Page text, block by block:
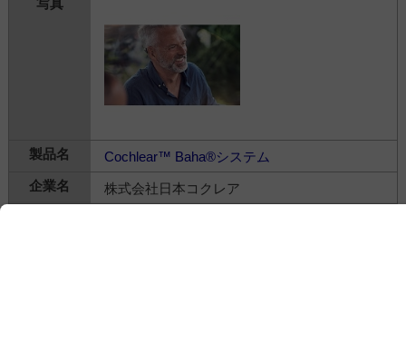
Cochlear™ Baha®システム
株式会社日本コクレア